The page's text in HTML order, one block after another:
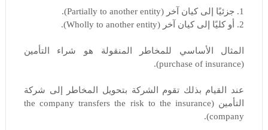
1. جزئيًا إلى كيان آخر (Partially to another entity).
2. أو كليًا إلى كيان آخر (Wholly to another entity).
المثال الأساسي للمخاطر المنقولة هو شراء التأمين
(purchase of insurance).
عند القيام بذلك تقوم الشركة بتحويل المخاطر إلى شركة
التأمين (the company transfers the risk to the insurance
company).